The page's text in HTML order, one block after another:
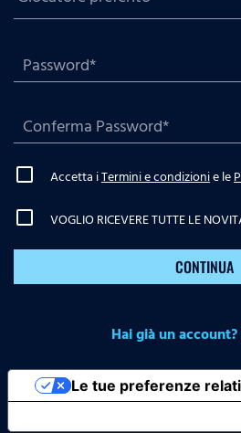
Accetta iTermini e condizionie le
VOGLIO RICEVERE TUTTE LE
CONTINUA
Hai già un
Le tue preferenze